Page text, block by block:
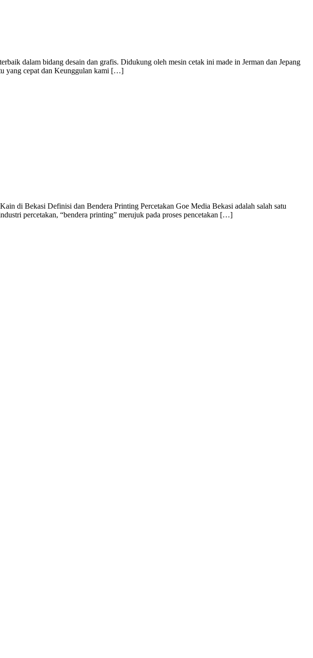
dalam bidang desain dan grafis. Didukung oleh mesin cetak ini made in Jerman dan Jepang
yang cepat dan Keunggulan kami […]
di Bekasi Definisi dan Bendera Printing Percetakan Goe Media Bekasi adalah salah satu
percetakan, “bendera printing” merujuk pada proses pencetakan […]